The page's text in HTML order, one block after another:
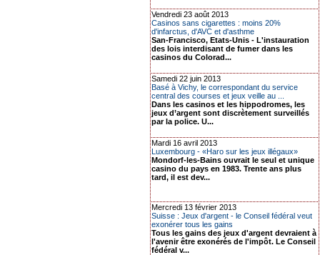
Vendredi 23 août 2013
Casinos sans cigarettes : moins 20%
d'infarctus, d'AVC et d'asthme
San-Francisco, Etats-Unis - L'instauration
des lois interdisant de fumer dans les
casinos du Colorad...
Samedi 22 juin 2013
Basé à Vichy, le correspondant du service
central des courses et jeux veille au ...
Dans les casinos et les hippodromes, les
jeux d’argent sont discrètement surveillés
par la police. U...
Mardi 16 avril 2013
Luxembourg - «Haro sur les jeux illégaux»
Mondorf-les-Bains ouvrait le seul et unique
casino du pays en 1983. Trente ans plus
tard, il est dev...
Mercredi 13 février 2013
Suisse : Jeux d'argent - le Conseil fédéral veut
exonérer tous les gains
Tous les gains des jeux d'argent devraient à
l'avenir être exonérés de l'impôt. Le Conseil
fédéral v...